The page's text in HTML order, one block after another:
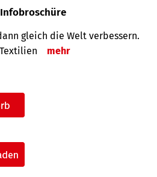
gleich die Welt verbessern.
mehr